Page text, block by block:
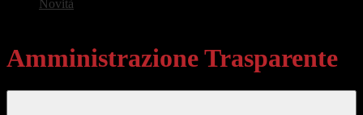
Novità
Amministrazione Trasparente